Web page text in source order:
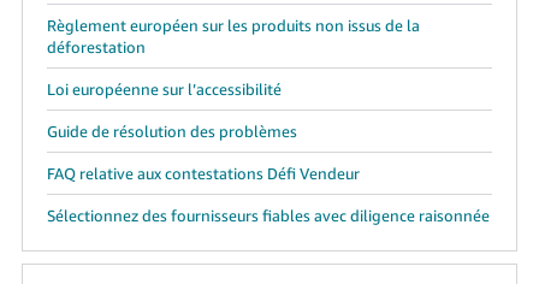
Règlement européen sur les produits non issus de la
déforestation
Loi européenne sur l’accessibilité
Guide de résolution des problèmes
FAQ relative aux contestations Défi Vendeur
Sélectionnez des fournisseurs fiables avec diligence raisonnée